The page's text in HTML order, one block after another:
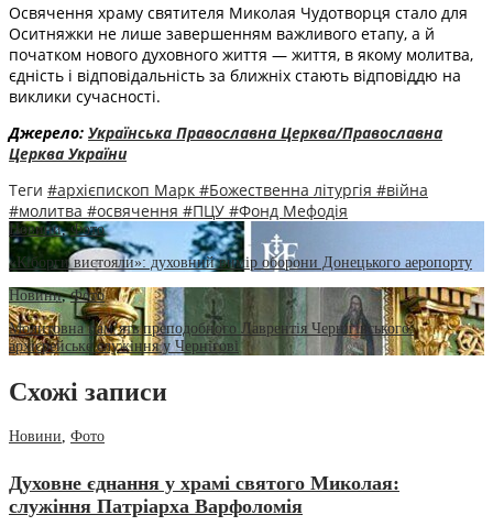
Освячення храму святителя Миколая Чудотворця стало для
Оситняжки не лише завершенням важливого етапу, а й
початком нового духовного життя — життя, в якому молитва,
єдність і відповідальність за ближніх стають відповіддю на
виклики сучасності.
Джерело: Українська Православна Церква/Православна
Церква України
Теги #архієпископ Марк #Божественна літургія #війна
#молитва #освячення #ПЦУ #Фонд Мефодія
Новини,Фото
«Кіборги вистояли»: духовний вимір оборони Донецького аеропорту
Новини,Фото
Молитовна пам’ять преподобного Лаврентія Чернігівського:
архієрейське служіння у Чернігові
Схожі записи
Новини, Фото
Духовне єднання у храмі святого Миколая:
служіння Патріарха Варфоломія